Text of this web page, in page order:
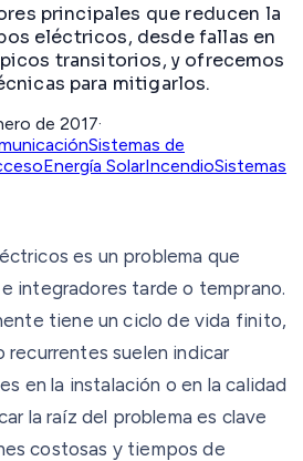
principales que reducen la
eléctricos, desde fallas en
transitorios, y ofrecemos
para mitigarlos.
de 2017·
Sistemas de
Energía SolarIncendioSistemas
es un problema que
integradores tarde o temprano.
tiene un ciclo de vida finito,
recurrentes suelen indicar
en la instalación o en la calidad
la raíz del problema es clave
costosas y tiempos de